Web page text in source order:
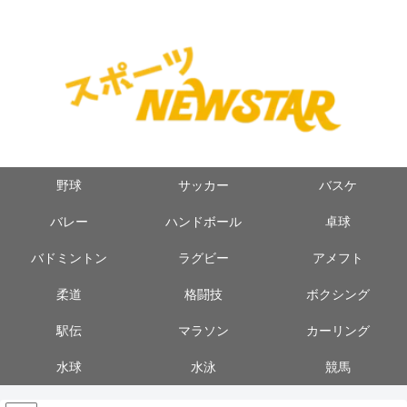
野球 サッカー バスケ
バレー ハンドボール 卓球
バドミントン ラグビー アメフト
柔道 格闘技 ボクシング
駅伝 マラソン カーリング
水球 水泳 競馬